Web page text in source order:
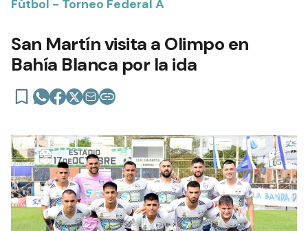
Fútbol - Torneo Federal A
San Martín visita a Olimpo en
Bahía Blanca por la ida